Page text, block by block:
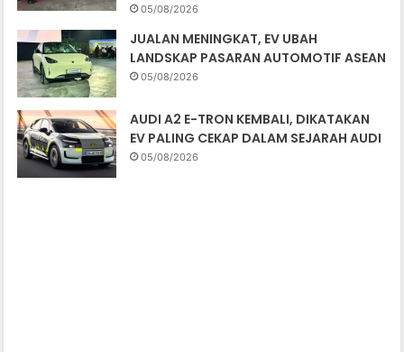
05/08/2026
JUALAN MENINGKAT, EV UBAH
LANDSKAP PASARAN AUTOMOTIF ASEAN
05/08/2026
AUDI A2 E-TRON KEMBALI, DIKATAKAN
EV PALING CEKAP DALAM SEJARAH AUDI
05/08/2026